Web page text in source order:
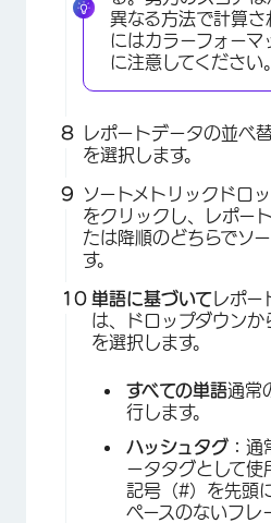
異なる方法で計算さ
にはカラーフォーマ
に注意してください。
レポートデータの並べ
を選択します。
ソートメトリックドロ
をクリックし、レポー
たは降順のどちらでソ
す。
単語に基づいて レポ
は、ドロップダウン
を選択します。
すべての単語通常
行します。
ハッシュタグ： 通
ータタグとして使
記号（#）を先頭
ペースのないフレ